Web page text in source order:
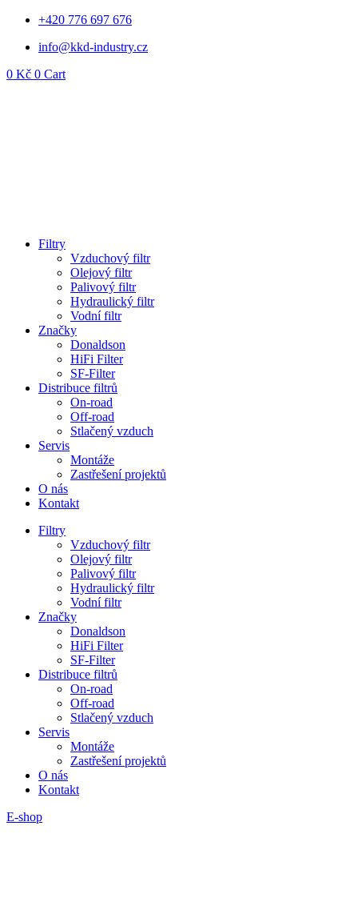
Přejít
obsahu
+420 776 697 676
info@kkd-industry.cz
0 Kč 0 Cart
Filtry
Vzduchový filtr
Olejový filtr
Palivový filtr
Hydraulický filtr
Vodní filtr
Značky
Donaldson
HiFi Filter
SF-Filter
Distribuce filtrů
On-road
Off-road
Stlačený vzduch
Servis
Montáže
Zastřešení projektů
O nás
Kontakt
Filtry
Vzduchový filtr
Olejový filtr
Palivový filtr
Hydraulický filtr
Vodní filtr
Značky
Donaldson
HiFi Filter
SF-Filter
Distribuce filtrů
On-road
Off-road
Stlačený vzduch
Servis
Montáže
Zastřešení projektů
O nás
Kontakt
E-shop